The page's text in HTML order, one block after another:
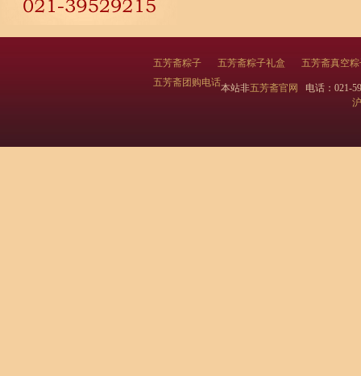
五芳斋粽子 五芳斋粽子礼盒
五芳斋真空
五芳斋团购电话本站非五芳斋官网
电话：021-